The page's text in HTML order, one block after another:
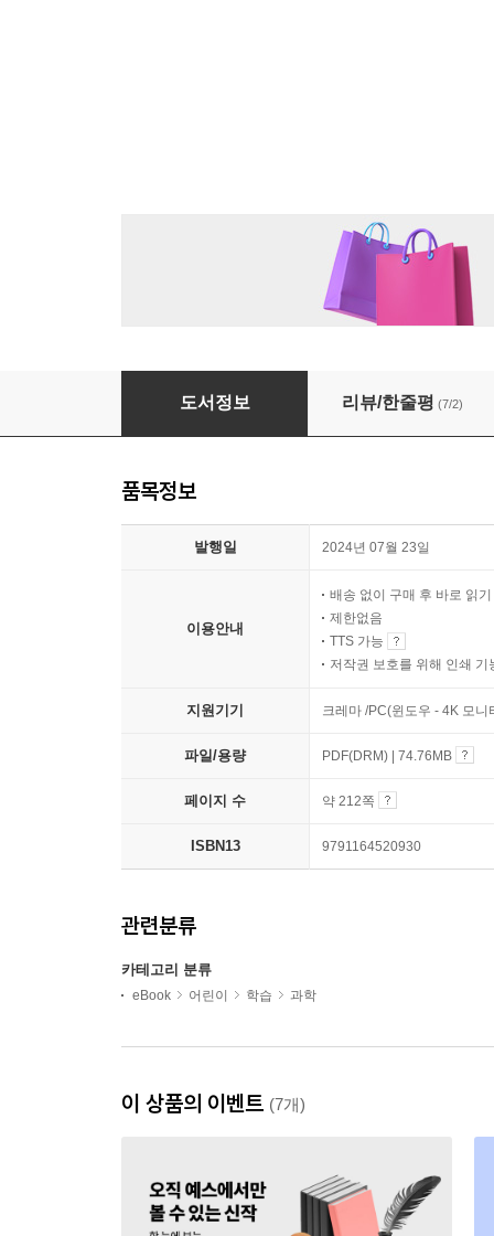
비행기의 모든 것
도서정보 리뷰/한줄평 (7/2)
품목정보
발행일 2024년 07월 23일
이용안내
배송 없이 구매 후 바로 읽기
제한없음
TTS 가능
저작권 보호를 위해 인쇄 기
지원기기 크레마 /PC(윈도우 - 4K 모
파일/용량 PDF(DRM) | 74.76MB
페이지 수 약 212쪽
ISBN13 9791164520930
관련분류
카테고리 분류
eBook 어린이 학습 과학
이 상품의 이벤트 (7개)